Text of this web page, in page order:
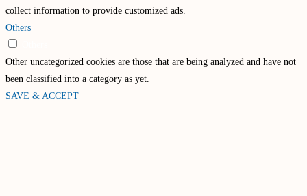
collect information to provide customized ads.
Others
Other uncategorized cookies are those that are being analyzed and have not
been classified into a category as yet.
SAVE & ACCEPT